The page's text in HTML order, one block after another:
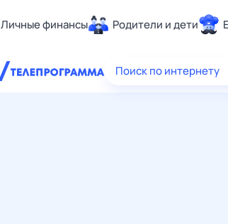
Личные финансы Родители и дети
Здоровье
Поиск по интернету